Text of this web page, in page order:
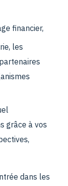
financier,
les
grâce à vos
dans les